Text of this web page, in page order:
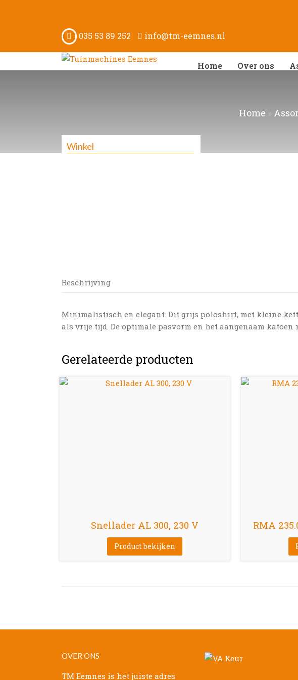
035 53 89 252 info@tm-eemnes.nl
Home Over ons
Winkel
Home »
Beschrijving
Minimalistisch en elegant. Dit grijs poloshirt, met kleine
als vrije tijd. De optimale pasvorm en het aangenaam katoen
Gerelateerde producten
Snellader AL 300, 230 V
Product bekijken
RMA
OVER ONS
TM Eemnes is het juiste adres